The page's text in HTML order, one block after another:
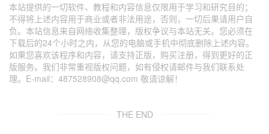
本站提供的一切软件、教程和内容信息仅限用于学习和研究目的；
不得将上述内容用于商业或者非法用途，否则，一切后果请用户自
负。本站信息来自网络收集整理，版权争议与本站无关。您必须在
下载后的24个小时之内，从您的电脑或手机中彻底删除上述内容。
如果您喜欢该程序和内容，请支持正版，购买注册，得到更好的正
版服务。我们非常重视版权问题，如有侵权请邮件与我们联系处
理。E-mail：487528908@qq.com 敬请谅解！
THE END